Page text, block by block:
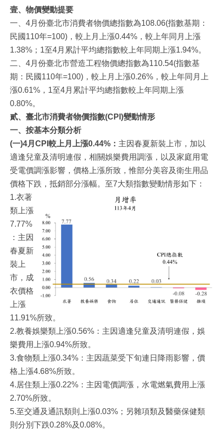
壹、物價變動提要
一、4月份臺北市消費者物價總指數為108.06(指數基期：
民國110年=100)，較上月上漲0.44%，較上年同月上漲
1.38%；1至4月累計平均總指數較上年同期上漲1.94%。
二、4月份臺北市營造工程物價總指數為110.54(指數基
期：民國110年=100)，較上月上漲0.26%，較上年同月上
漲0.61%，1至4月累計平均總指數較上年同期上漲
0.80%。
貳、 臺北市消費者物價指數(CPI)變動情形
一、按基本分類分析
(一)4月CPI較上月上漲0.44%： 主因春夏新裝上市，加以
適逢兒童及清明連假，相關娛樂費用調漲，以及家庭用電
受電價調漲影響，價格上漲所致，惟部分美容及衛生用品
價格下跌，抵銷部分漲幅。至7大類指數變動情形如下：
1.衣著
類上漲
7.77%
：主因
春夏新
裝上
市，成
衣價格
上漲
11.91%所致。
2.教養娛樂類上漲0.56%：主因適逢兒童及清明連假，娛
樂費用上漲0.94%所致。
3.食物類上漲0.34%：主因蔬菜受下旬連日降雨影響，價
格上漲4.68%所致。
4.居住類上漲0.22%：主因電價調漲，水電燃氣費用上漲
2.70%所致。
5.至交通及通訊類則上漲0.03%；另雜項類及醫藥保健類
則分別下跌0.28%及0.08%。